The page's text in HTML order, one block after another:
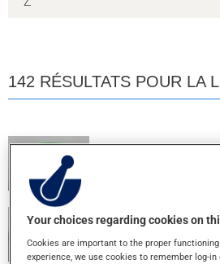
142 RÉSULTATS POUR LA
ZANTAC
150MG - COMPRIME
Your choices regarding cookies on
Cookies are important to the proper
experience, we use cookies to remember log-